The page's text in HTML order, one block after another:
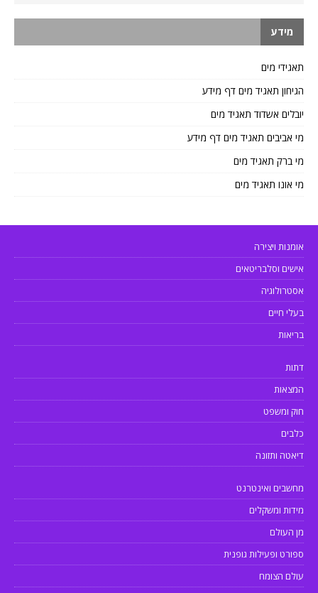
מידע
תאגידי מים
הגיחון תאגיד מים דף מידע
יובלים אשדוד תאגיד מים
מי אביבים תאגיד מים דף מידע
מי ברק תאגיד מים
מי אונו תאגיד מים
אומנות ויצירה
אישים וסלבריטאים
אסטרולוגיה
בעלי חיים
בריאות
דתות
המצאות
חוק ומשפט
כלבים
דיאטה ותזונה
מחשבים ואינטרנט
מידות ומשקלים
מן העולם
ספורט ופעילות גופנית
עולם הצומח